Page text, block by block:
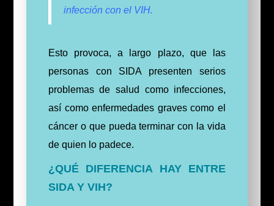
infección con el VIH.
Esto provoca, a largo plazo, que las
personas con SIDA presenten serios
problemas de salud como infecciones,
así como enfermedades graves como el
cáncer o que pueda terminar con la vida
de quien lo padece.
¿QUÉ DIFERENCIA HAY ENTRE
SIDA Y VIH?